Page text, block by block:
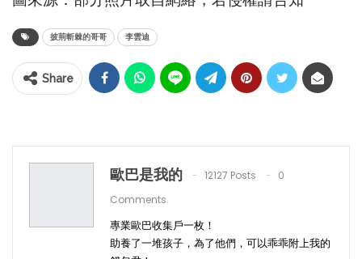
披荊斬棘的哥哥 李雲迪
Share
歐巴是我的 12127 Posts
0
Comments
專業歐巴收集戶一枚！
助養了一堆孩子，為了他們，可以乖乖附上我的